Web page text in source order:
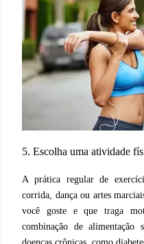
5. Escolha uma atividade
A prática regular de
corrida, dança ou artes
você goste e que traga
combinação de alimentação